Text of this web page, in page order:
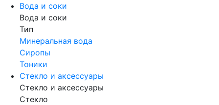
Вода и соки
Вода и соки
Тип
Минеральная вода
Сиропы
Тоники
Стекло и аксессуары
Стекло и аксессуары
Стекло